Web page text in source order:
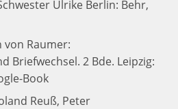
Ulrike Berlin: Behr,
von Raumer:
Briefwechsel. 2 Bde. Leipzig:
Book
Reuß, Peter